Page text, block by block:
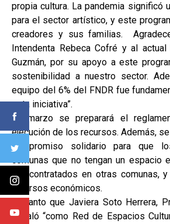
propia cultura. La pandemia significó
para el sector artístico, y este
creadores y sus familias.
Intendenta Rebeca Cofré y al actual
Guzmán, por su apoyo a este
sostenibilidad a nuestro sector.
equipo del 6% del FNDR fue
esta iniciativa”.
En marzo se preparará el
ejecución de los recursos. Además,
compromiso solidario para que
comunas que no tengan un espacio
ser contratados en otras comunas,
recursos económicos.
En tanto que Javiera Soto Herrera,
señaló “como Red de Espacios